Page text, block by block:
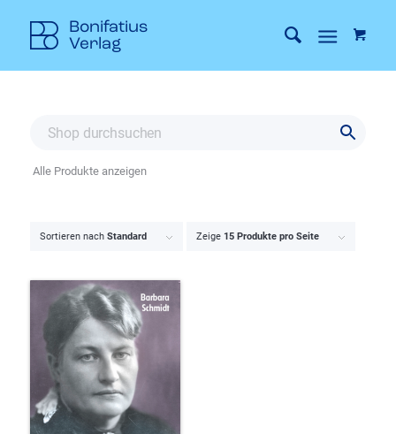
Sortieren nach Standard Zeige 15 Produkte pro Seite
Alle Produkte anzeigen